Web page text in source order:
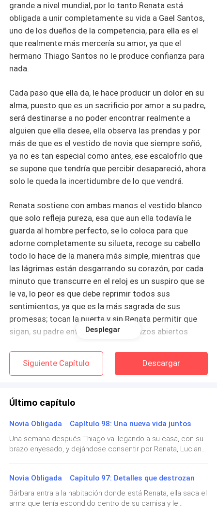
grande a nivel mundial, por lo tanto Renata está
obligada a unir completamente su vida a Gael Santos,
uno de los dueños de la competencia, para ella es el
que realmente más mercería su amor, ya que el
hermano Thiago Santos no le produce confianza para
nada.
Cada paso que ella da, le hace producir un dolor en su
alma, puesto que es un sacrificio por amor a su padre,
será destinarse a no poder encontrar realmente a
alguien que ella desee, ella observa las prendas y por
más de que es el vestido de novia que siempre soñó,
ya no es tan especial como antes, ese escalofrío que
se supone que tendría que percibir desapareció, ahora
solo le queda la incertidumbre de lo que vendrá.
Renata sostiene con ambas manos el vestido blanco
que solo refleja pureza, esa que aun ella todavía le
guarda al hombre perfecto, se lo coloca para que
adorne completamente su silueta, recoge su cabello
todo lo hace de la manera más simple, mientras que
las lágrimas están desgarrando su corazón, por cada
minuto que transcurre en el reloj es un suspiro que se
le va, lo peor es que debe reprimir todos sus
sentimientos, ya que es la más sagrada de sus
promesas; tocan la puerta y sin Renata permitir que
sigan, su padre entra, él tiene los brazos abiertos
Renata va dejando caer su cuerpo hacia su padre,
él hace como si nada sintiera y con ambas manos la
va quitando.
—¡No puedo papá! —Renata exclama, sus ojos
vidriosos demuestran sufrimiento, aquel que su padre
amor no es importante, solo el dinero.
—No me vas a traicionar, todo cuando estas a unas
Desplegar
Siguiente Capítulo Descargar
Último capítulo
Novia Obligada Capítulo 98: Una nueva vida juntos
Una semana después Thiago va llegando a su casa, con su
brazo enyesado, y dejándose consentir por Renata, Luciano
nada más al alcahuete de tu papá. —Renata abraza a
Marcelo, ella tiene bastante para agradecerle. —Para ti es
un vaso de agua Renata, por nada en el mundo me podía
perder la bienvenida de mi hijo, cuando él, es mi mayor
Novia Obligada Capítulo 97: Detalles que destrozan
Bárbara entra a la habitación donde está Renata, ella saca el
arma que tenía escondido dentro de su camisa y le